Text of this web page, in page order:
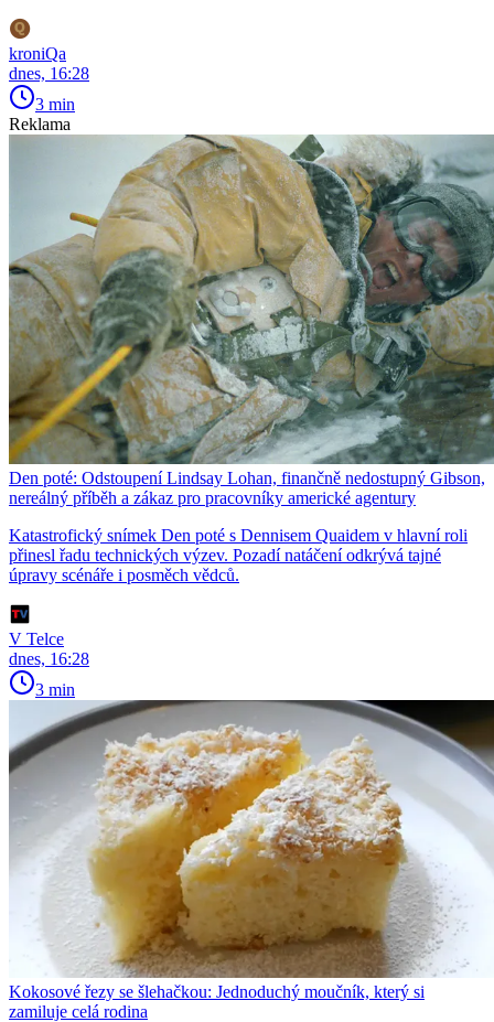
kroniQa
dnes, 16:28
3 min
Reklama
Den poté: Odstoupení Lindsay Lohan, finančně nedostupný Gibson,
nereálný příběh a zákaz pro pracovníky americké agentury
Katastrofický snímek Den poté s Dennisem Quaidem v hlavní roli
přinesl řadu technických výzev. Pozadí natáčení odkrývá tajné
úpravy scénáře i posměch vědců.
V Telce
dnes, 16:28
3 min
Kokosové řezy se šlehačkou: Jednoduchý moučník, který si
zamiluje celá rodina